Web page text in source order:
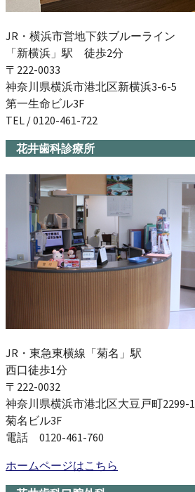
JR・横浜市営地下鉄ブルーライン
「新横浜」駅 徒歩2分
〒222-0033
神奈川県横浜市港北区新横浜3-6-5
第一生命ビル3F
TEL / 0120-461-722
花井歯科診療所
JR・東急東横線「菊名」駅
西口徒歩1分
〒222-0032
神奈川県横浜市港北区大豆戸町2299-1
菊名ビル3F
電話 0120-461-760
ホームページはこちら